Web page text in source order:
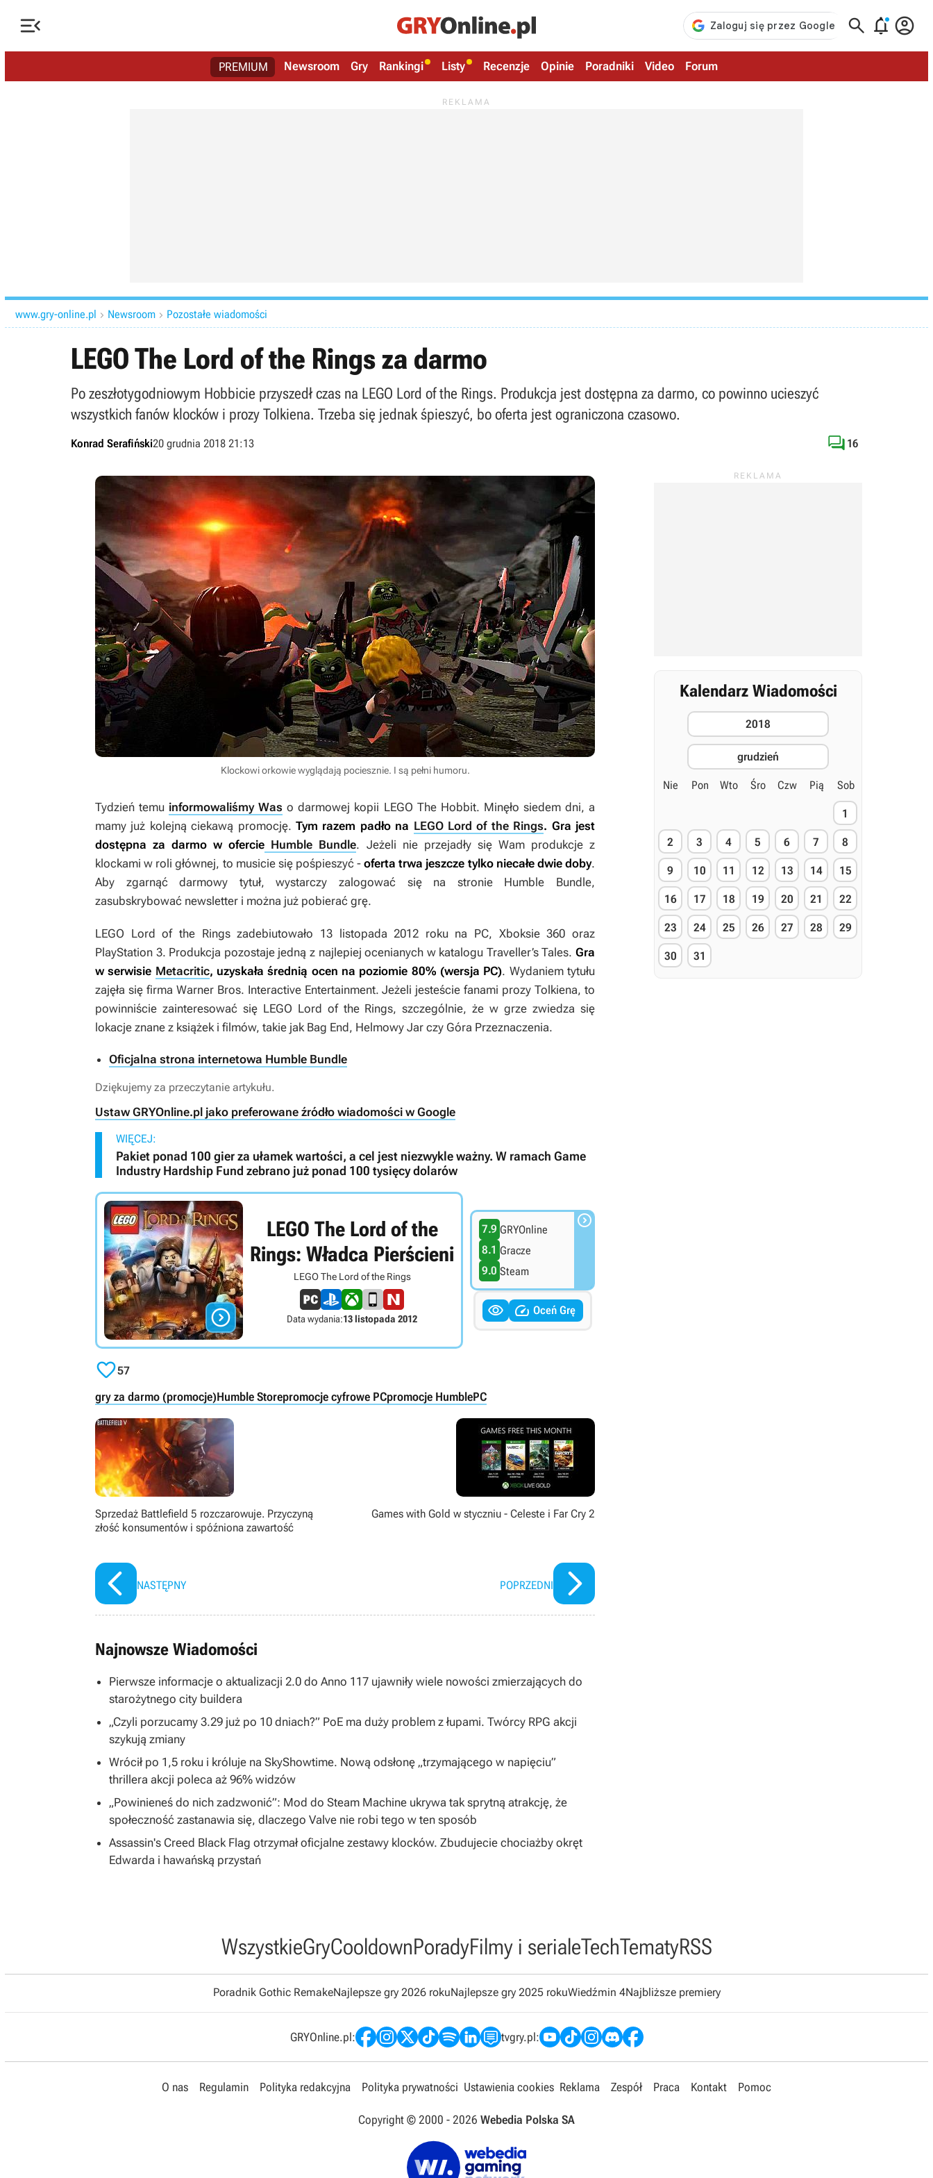
   
PREMIUM Newsroom Gry Rankingi Listy Recenzje Opinie Poradniki Video Forum
www.gry-online.pl  Newsroom  Pozostałe wiadomości
LEGO The Lord of the Rings za darmo
Po zeszłotygodniowym Hobbicie przyszedł czas na LEGO Lord of the Rings. Produkcja jest dostępna za darmo, co powinno ucieszyć
wszystkich fanów klocków i prozy Tolkiena. Trzeba się jednak śpieszyć, bo oferta jest ograniczona czasowo.
Konrad Serafiński20 grudnia 2018 21:13  16
Klockowi orkowie wyglądają pociesznie. I są pełni humoru.
Tydzień temu informowaliśmy Was o darmowej kopii LEGO The Hobbit. Minęło siedem dni, a
mamy już kolejną ciekawą promocję. Tym razem padło na LEGO Lord of the Rings. Gra jest
dostępna za darmo w ofercie Humble Bundle. Jeżeli nie przejadły się Wam produkcje z
klockami w roli głównej, to musicie się pośpieszyć -oferta trwa jeszcze tylko niecałe dwie doby.
Aby zgarnąć darmowy tytuł, wystarczy zalogować się na stronie Humble Bundle,
zasubskrybować newsletter i można już pobierać grę.
LEGO Lord of the Ringszadebiutowało 13 listopada 2012 roku na PC, Xboksie 360 oraz
PlayStation 3. Produkcja pozostaje jedną z najlepiej ocenianych w katalogu Traveller’s Tales. Gra
w serwisie Metacritic, uzyskała średnią ocen na poziomie 80% (wersja PC). Wydaniem tytułu
zajęła się firma Warner Bros. Interactive Entertainment. Jeżeli jesteście fanami prozy Tolkiena, to
powinniście zainteresować się LEGO Lord of the Rings, szczególnie, że w grze zwiedza się
lokacje znane z książek i filmów, takie jak Bag End, Helmowy Jar czy Góra Przeznaczenia.
Oficjalna strona internetowa Humble Bundle
Dziękujemy za przeczytanie artykułu.
Ustaw GRYOnline.pl jako preferowane źródło wiadomości w Google
WIĘCEJ:
Pakiet ponad 100 gier za ułamek wartości, a cel jest niezwykle ważny. W ramach Game
Industry Hardship Fund zebrano już ponad 100 tysięcy dolarów

LEGO The Lord of the
Rings: Władca Pierścieni
LEGO The Lord of the Rings
Data wydania:13 listopada 2012
7.9 GRYOnline
8.1 Gracze
9.0 Steam

  Oceń Grę
57
gry za darmo (promocje)Humble Storepromocje cyfrowe PCpromocje HumblePC
Sprzedaż Battlefield 5 rozczarowuje. Przyczyną
złość konsumentów i spóźniona zawartość
NASTĘPNY
Games with Gold w styczniu - Celeste i Far Cry 2
POPRZEDNI
Najnowsze Wiadomości
Pierwsze informacje o aktualizacji 2.0 do Anno 117 ujawniły wiele nowości zmierzających do
starożytnego city buildera
„Czyli porzucamy 3.29 już po 10 dniach?” PoE ma duży problem z łupami. Twórcy RPG akcji
szykują zmiany
Wrócił po 1,5 roku i króluje na SkyShowtime. Nową odsłonę „trzymającego w napięciu”
thrillera akcji poleca aż 96% widzów
„Powinieneś do nich zadzwonić”: Mod do Steam Machine ukrywa tak sprytną atrakcję, że
społeczność zastanawia się, dlaczego Valve nie robi tego w ten sposób
Assassin's Creed Black Flag otrzymał oficjalne zestawy klocków. Zbudujecie chociażby okręt
Edwarda i hawańską przystań
Kalendarz Wiadomości
2018
grudzień
Nie Pon Wto Śro Czw Pią Sob
1
2 3 4 5 6 7 8
9 10 11 12 13 14 15
16 17 18 19 20 21 22
23 24 25 26 27 28 29
30 31
WszystkieGryCooldownPoradyFilmy i serialeTechTematyRSS
Poradnik Gothic RemakeNajlepsze gry 2026 rokuNajlepsze gry 2025 rokuWiedźmin 4Najbliższe premiery
GRYOnline.pl: tvgry.pl:
O nas Regulamin Polityka redakcyjna Polityka prywatności Ustawienia cookies Reklama Zespół Praca Kontakt Pomoc
Copyright © 2000 - 2026 Webedia Polska SA